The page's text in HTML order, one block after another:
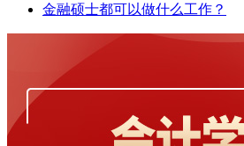
金融硕士都可以做什么工作？